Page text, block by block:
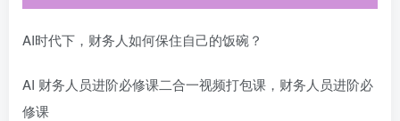
AI时代下，财务人如何保住自己的饭碗？
AI 财务人员进阶必修课二合一视频打包课，财务人员进阶必
修课